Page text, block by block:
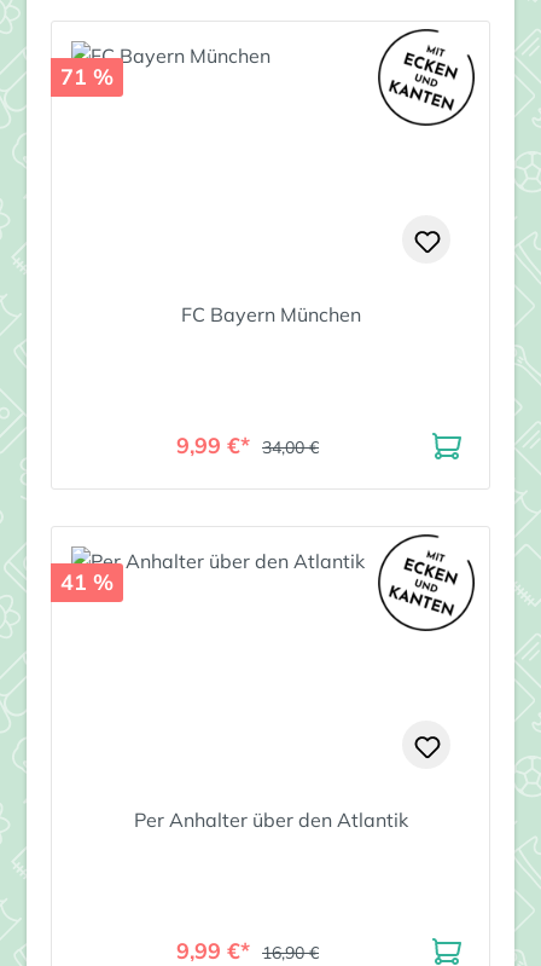
71 %
FC Bayern München
9,99 €* 34,00 €
41 %
Per Anhalter über den Atlantik
9,99 €* 16,90 €